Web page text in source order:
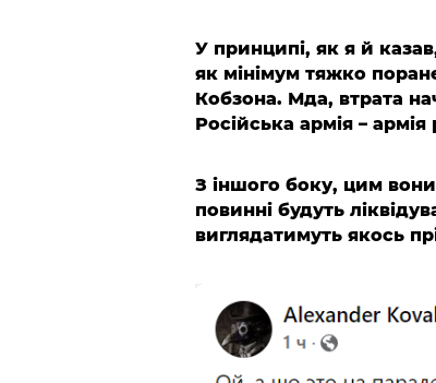
У принципі, як я й
як мінімум тяжко
Кобзона. Мда, втрата
Російська армія –
З іншого боку, цим
повинні будуть
виглядатимуть якось